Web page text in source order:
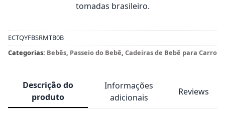
tomadas brasileiro.
ECTQYFBSRMTB0B
Categorias: Bebês, Passeio do Bebê, Cadeiras de Bebê para Carro
Descrição do
produto
Informações
adicionais
Reviews